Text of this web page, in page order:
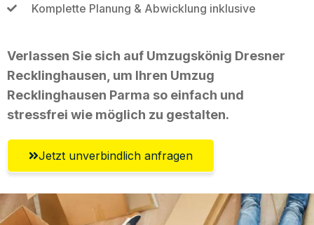
Komplette Planung & Abwicklung inklusive
Verlassen Sie sich auf Umzugskönig Dresner
Recklinghausen, um Ihren Umzug
Recklinghausen Parma so einfach und
stressfrei wie möglich zu gestalten.
Jetzt unverbindlich anfragen